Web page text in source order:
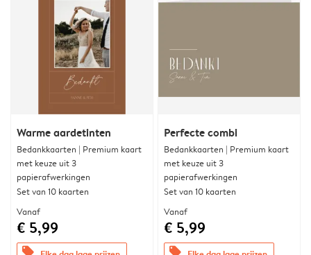
Warme aardetinten
Bedankkaarten | Premium kaart
met keuze uit 3
papierafwerkingen
Set van 10 kaarten
Vanaf
€ 5,99
offers
Perfecte combi
Bedankkaarten | Premium kaart
met keuze uit 3
papierafwerkingen
Set van 10 kaarten
Vanaf
€ 5,99
offers